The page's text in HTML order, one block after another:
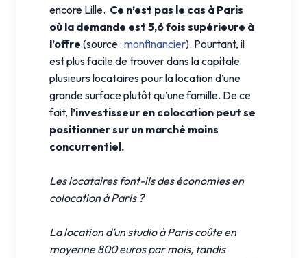
encore Lille. Ce n’est pas le cas à Paris
où la demande est 5,6 fois supérieure à
l’offre (source : monfinancier). Pourtant, il
est plus facile de trouver dans la capitale
plusieurs locataires pour la location d’une
grande surface plutôt qu’une famille. De ce
fait, l’investisseur en colocation peut se
positionner sur un marché moins
concurrentiel.
Les locataires font-ils des économies en
colocation à Paris ?
La location d’un studio à Paris coûte en
moyenne 800 euros par mois, tandis